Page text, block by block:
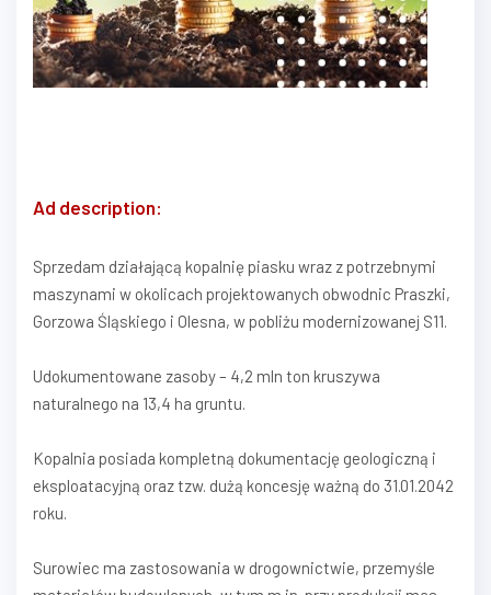
Ad description:
Sprzedam działającą kopalnię piasku wraz z potrzebnymi
maszynami w okolicach projektowanych obwodnic Praszki,
Gorzowa Śląskiego i Olesna, w pobliżu modernizowanej S11.
Udokumentowane zasoby – 4,2 mln ton kruszywa
naturalnego na 13,4 ha gruntu.
Kopalnia posiada kompletną dokumentację geologiczną i
eksploatacyjną oraz tzw. dużą koncesję ważną do 31.01.2042
roku.
Surowiec ma zastosowania w drogownictwie, przemyśle